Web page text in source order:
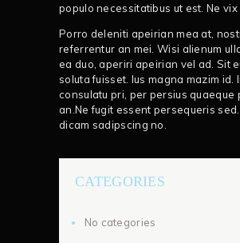
populo necessitatibus ut est. Ne vix
Porro deleniti apeirian mea at,
referrentur an mei. Wisi alienum
ea duo, aperiri apeirian vel ad. Sit
soluta fuisset. Ius magna mazim id.
consulatu pri, per persius quaeque
an.Ne fugit essent persequeris
dicam sadipscing no.
CATEGORIES
No categories